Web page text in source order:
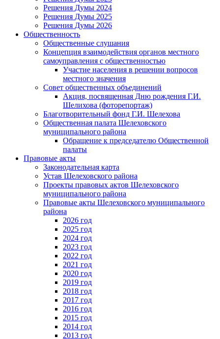
Решения Думы 2024
Решения Думы 2025
Решения Думы 2026
Общественность
Общественные слушания
Концепция взаимодействия органов местного
самоуправления с общественностью
Участие населения в решении вопросов
местного значения
Совет общественных объединений
Акция, посвященная Дню рождения Г.И.
Шелихова (фоторепортаж)
Благотворительный фонд Г.И. Шелехова
Общественная палата Шелеховского
муниципального района
Обращение к председателю Общественной
палаты
Правовые акты
Законодательная карта
Устав Шелеховского района
Проекты правовых актов Шелеховского
муниципального района
Правовые акты Шелеховского муниципального
района
2026 год
2025 год
2024 год
2023 год
2022 год
2021 год
2020 год
2019 год
2018 год
2017 год
2016 год
2015 год
2014 год
2013 год